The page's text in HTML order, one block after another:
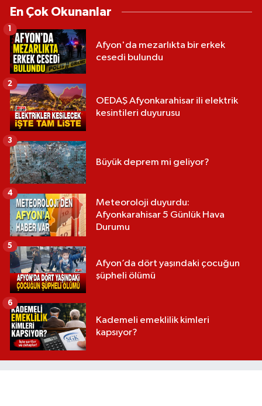
En Çok Okunanlar
Afyon'da mezarlıkta bir erkek
cesedi bulundu
1
OEDAŞ Afyonkarahisar ili elektrik
kesintileri duyurusu
2
Büyük deprem mi geliyor?
3
Meteoroloji duyurdu:
Afyonkarahisar 5 Günlük Hava
Durumu
4
Afyon’da dört yaşındaki çocuğun
şüpheli ölümü
5
Kademeli emeklilik kimleri
kapsıyor?
6